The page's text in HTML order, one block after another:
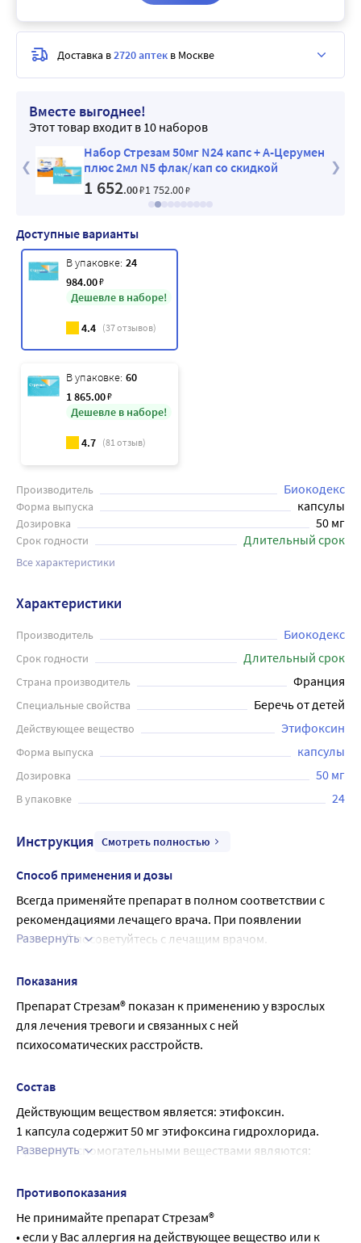
Вместе выгоднее!
Этот товар входит в 10 наборов
Набор Стрезам 50мг N24 капс + А-Церумен
плюс 2мл N5 флак/кап со скидкой
1 652.00₽1 752.00₽
Доступные варианты
В упаковке: 24
984.00₽
Дешевле в наборе!
4.4 (37отзывов)
В упаковке: 60
1 865.00₽
Дешевле в наборе!
4.7 (81отзыв)
Производитель Биокодекс
Форма выпуска капсулы
Дозировка 50 мг
Срок годности Длительный срок
Все характеристики
Доставка в2720 аптек в Москве
Характеристики
Производитель Биокодекс
Срок годности Длительный срок
Страна производитель Франция
Специальные свойства Беречь от детей
Действующее вещество Этифоксин
Форма выпуска капсулы
Дозировка 50 мг
В упаковке 24
Инструкция Смотреть полностью
Способ применения и дозы
Всегда применяйте препарат в полном соответствии с
рекомендациями лечащего врача. При появлении
сомнений посоветуйтесь с лечащим врачом.
Доза препарата определяется врачом индивидуально в
зависимости от Вашего состояния.
Рекомендуемая доза составляет по 1 капсуле 3 раза в
день, или по 2 капсулы 2 раза в день (150 - 200 мг/сут).
В случае пропуска приёма препарата не следует
Продолжительность лечения - от нескольких дней до 4-6
недель, в зависимости от состояния больного.
Применение у детей и подростков
Применение препарата у детей в возрасте до 18 лет
Путь и (или) способ введения
Внутрь, с небольшим количеством воды.
Продолжительность терапии
Развернуть
Показания
Препарат Стрезам® показан к применению у взрослых
для лечения тревоги и связанных с ней
психосоматических расстройств.
Состав
Действующим веществом является: этифоксин.
1 капсула содержит 50 мг этифоксина гидрохлорида.
Прочими вспомогательными веществами являются:
микрокристаллическая, кремния диоксид коллоидный
безводный, магния стеарат.
Оболочка капсулы: титана диоксид (Е171), желатин,
Развернуть
Противопоказания
Не принимайте препарат Стрезам®
• если у Вас аллергия на действующее вещество или к